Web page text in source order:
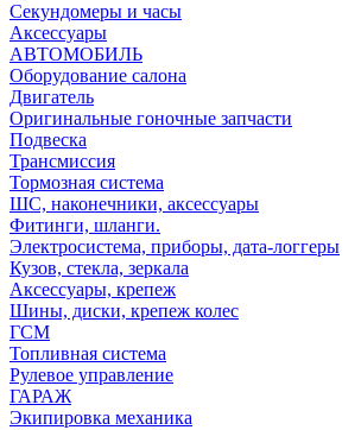
Секундомеры и часы
Аксессуары
АВТОМОБИЛЬ
Оборудование салона
Двигатель
Оригинальные гоночные запчасти
Подвеска
Трансмиссия
Тормозная система
ШС, наконечники, аксессуары
Фитинги, шланги.
Электросистема, приборы, дата-логгеры
Кузов, стекла, зеркала
Аксессуары, крепеж
Шины, диски, крепеж колес
ГСМ
Топливная система
Рулевое управление
ГАРАЖ
Экипировка механика